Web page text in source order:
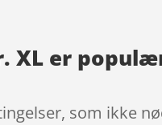
XL er
som ikke